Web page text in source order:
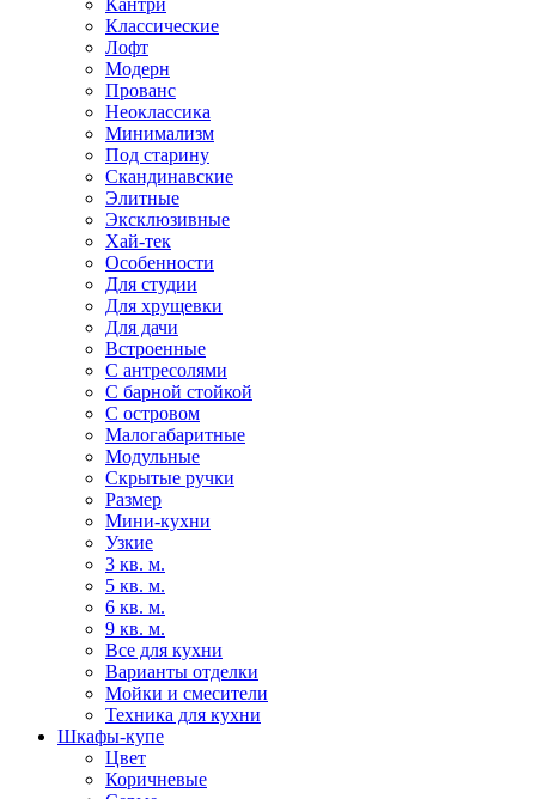
Кантри
Классические
Лофт
Модерн
Прованс
Неоклассика
Минимализм
Под старину
Скандинавские
Элитные
Эксклюзивные
Хай-тек
Особенности
Для студии
Для хрущевки
Для дачи
Встроенные
С антресолями
С барной стойкой
С островом
Малогабаритные
Модульные
Скрытые ручки
Размер
Мини-кухни
Узкие
3 кв. м.
5 кв. м.
6 кв. м.
9 кв. м.
Все для кухни
Варианты отделки
Мойки и смесители
Техника для кухни
Шкафы-купе
Цвет
Коричневые